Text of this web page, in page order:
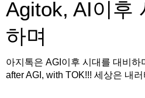
Agitok, AI이후
하며
아지톡은 AGI이후 시대를 대비하
after AGI, with TOK!!! 세상은 내